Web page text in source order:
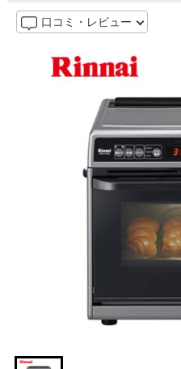
口コミ・レビュー